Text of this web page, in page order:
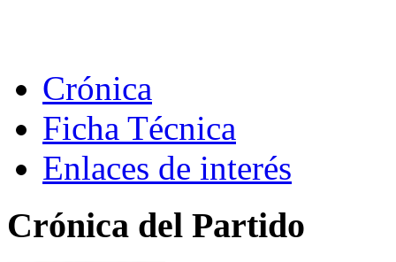
Crónica
Ficha Técnica
Enlaces de interés
Crónica del Partido